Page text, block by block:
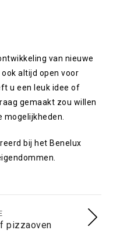
van nieuwe
altijd open voor
u een leuk idee of
gemaakt zou willen
mogelijkheden.
bij het Benelux
pizzaoven